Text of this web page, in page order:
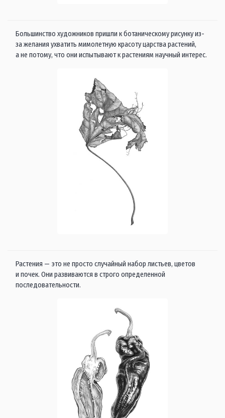
Большинство художников пришли к ботаническому рисунку из-
за желания ухватить мимолетную красоту царства растений,
а не потому, что они испытывают к растениям научный интерес.
Растения — это не просто случайный набор листьев, цветов
и почек. Они развиваются в строго определенной
последовательности.